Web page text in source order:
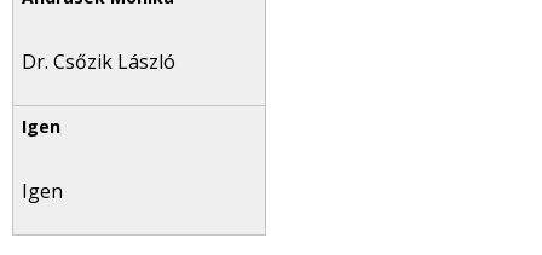
Dr. Csőzik László
Igen